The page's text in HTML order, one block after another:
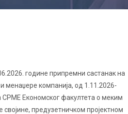
године припремни састанак на
менаџере компанија, од 1.11.2026-
Економског факултета о меким
предузетничком пројектном